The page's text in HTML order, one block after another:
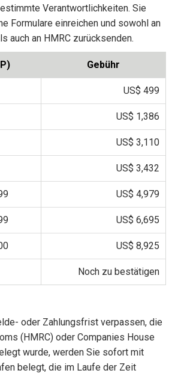
Verantwortlichkeiten. Sie
Formulare einreichen und sowohl an
auch an HMRC zurücksenden.
Gebühr
US$ 499
US$ 1,386
US$ 3,110
US$ 3,432
US$ 4,979
US$ 6,695
US$ 8,925
Noch zu bestätigen
oder Zahlungsfrist verpassen, die
(HMRC) oder Companies House
wurde, werden Sie sofort mit
belegt, die im Laufe der Zeit